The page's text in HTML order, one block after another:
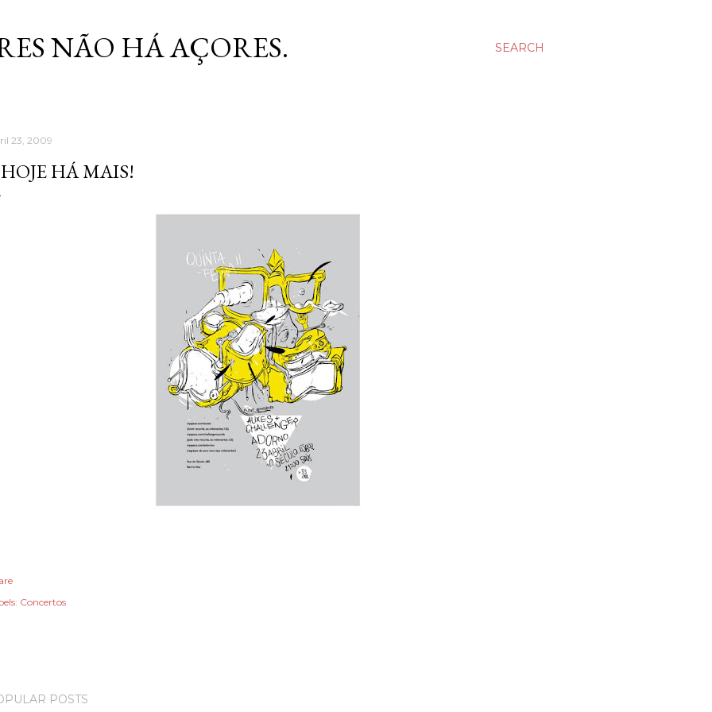
SEARCH
NÃO HÁ AÇORES.
23, 2009
HÁ MAIS!
Concertos
POSTS